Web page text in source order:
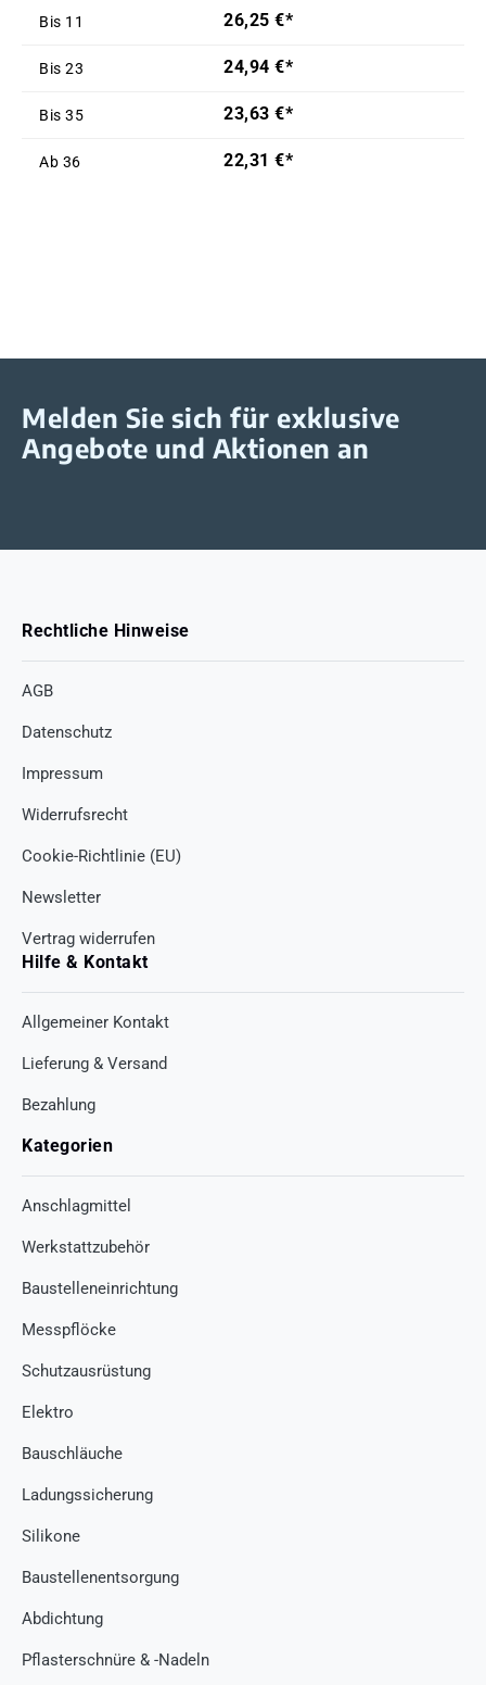
Bis 11 26,25 €*
Bis 23 24,94 €*
Bis 35 23,63 €*
Ab 36 22,31 €*
Melden Sie sich für exklusive
Angebote und Aktionen an
Rechtliche Hinweise
AGB
Datenschutz
Impressum
Widerrufsrecht
Cookie-Richtlinie (EU)
Newsletter
Vertrag widerrufen
Hilfe & Kontakt
Allgemeiner Kontakt
Lieferung & Versand
Bezahlung
Kategorien
Anschlagmittel
Werkstattzubehör
Baustelleneinrichtung
Messpflöcke
Schutzausrüstung
Elektro
Bauschläuche
Ladungssicherung
Silikone
Baustellenentsorgung
Abdichtung
Pflasterschnüre & -Nadeln